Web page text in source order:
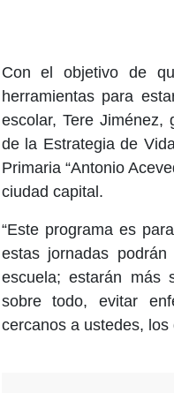
Con el objetivo de
herramientas para
escolar, Tere Jiménez,
de la Estrategia de
Primaria “Antonio
ciudad capital.
“Este programa es
estas jornadas
escuela; estarán más
sobre todo, evitar
cercanos a ustedes, los